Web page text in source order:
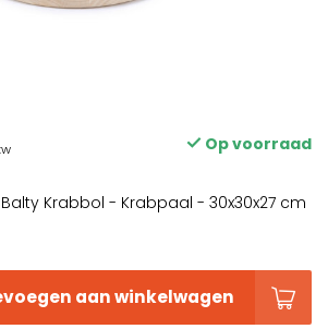
Op voorraad
Krabbol - Krabpaal - 30x30x27 cm
aan winkelwagen